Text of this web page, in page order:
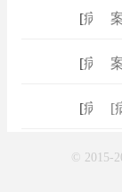
病例 ]
病例 ]
病例 [
© 2015-